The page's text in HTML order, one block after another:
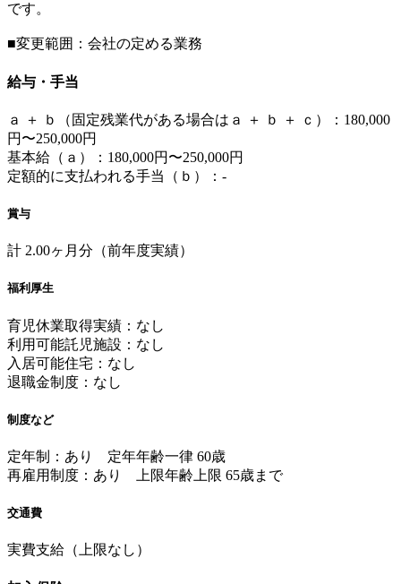
です。
■変更範囲：会社の定める業務
給与・手当
ａ ＋ ｂ（固定残業代がある場合はａ ＋ ｂ ＋ ｃ）：180,000
円〜250,000円
基本給（ａ）：180,000円〜250,000円
定額的に支払われる手当（ｂ）：-
賞与
計 2.00ヶ月分（前年度実績）
福利厚生
育児休業取得実績：なし
利用可能託児施設：なし
入居可能住宅：なし
退職金制度：なし
制度など
定年制：あり 定年年齢一律 60歳
再雇用制度：あり 上限年齢上限 65歳まで
交通費
実費支給（上限なし）